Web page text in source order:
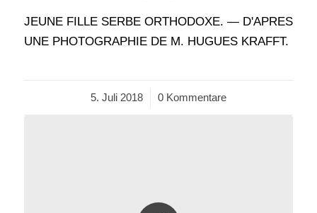
JEUNE FILLE SERBE ORTHODOXE. — D'APRES
UNE PHOTOGRAPHIE DE M. HUGUES KRAFFT.
5. Juli 2018
/ 0 Kommentare